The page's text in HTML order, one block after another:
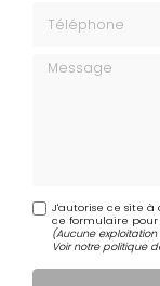
Message
J'autorise ce site à
ce formulaire
(Aucune
Voir notrepolitique